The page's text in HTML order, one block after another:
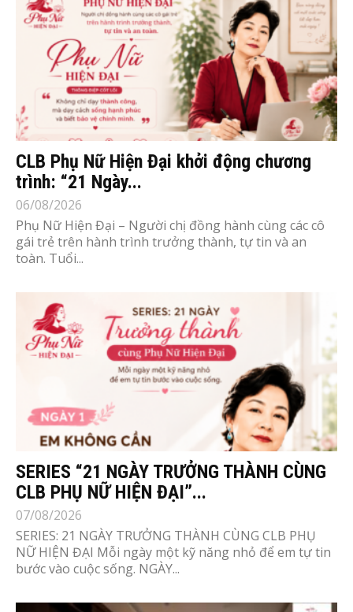
CLB Phụ Nữ Hiện Đại khởi động chương
trình: “21 Ngày...
06/08/2026
Phụ Nữ Hiện Đại – Người chị đồng hành cùng các cô
gái trẻ trên hành trình trưởng thành, tự tin và an
toàn. Tuổi...
SERIES “21 NGÀY TRƯỞNG THÀNH CÙNG
CLB PHỤ NỮ HIỆN ĐẠI”...
07/08/2026
SERIES: 21 NGÀY TRƯỞNG THÀNH CÙNG CLB PHỤ
NỮ HIỆN ĐẠI Mỗi ngày một kỹ năng nhỏ để em tự tin
bước vào cuộc sống. NGÀY...